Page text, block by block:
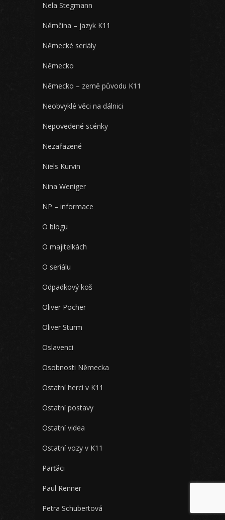
Nela Stegmann
Němčina – jazyk K11
Německé seriály
Německo
Německo – země původu K11
Neobvyklé věci na dálnici
Nepovedené scénky
Nezařazené
Niels Kurvin
Nina Weniger
NP – informace
O blogu
O majitelkách
O seriálu
Odpadkový koš
Oliver Pocher
Oliver Sturm
Oslavenci
Osobnosti Německa
Ostatní herci v K11
Ostatní postavy
Ostatní videa
Ostatní vozy v K11
Parťáci
Paul Renner
Petra Schubertová